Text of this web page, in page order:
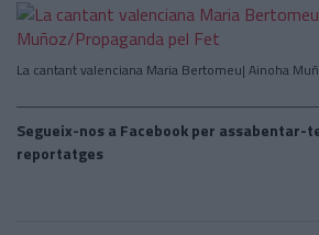
La cantant valenciana Maria Bertomeu| Ainoha
Segueix-nos a Facebook per assabentar-
reportatges